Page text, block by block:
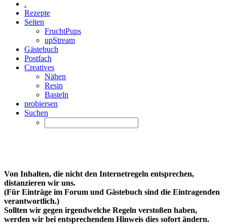
.
Rezepte
Seiten
FruchtPups
upStream
Gästebuch
Postfach
Creatives
Nähen
Resin
Basteln
probiersen
Suchen
Von Inhalten, die nicht den Internetregeln entsprechen,
distanzieren wir uns.
(Für Einträge im Forum und Gästebuch sind die Eintragenden
verantwortlich.)
Sollten wir gegen irgendwelche Regeln verstoßen haben,
werden wir bei entsprechendem Hinweis dies sofort ändern.